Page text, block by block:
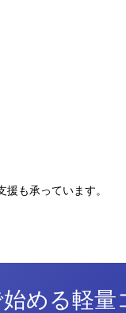
も承っています。
める軽